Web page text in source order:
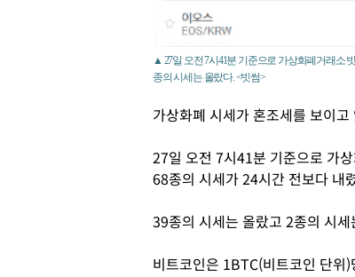
▲ 27일 오전 7시41분 기준으로 가상화폐거래소
종의 시세는 올랐다. <빗썸>
가상화폐 시세가 혼조세를 보이고
27일 오전 7시41분 기준으로 가
68종의 시세가 24시간 전보다 내
39종의 시세는 올랐고 2종의 시
비트코인은 1BTC(비트코인 단